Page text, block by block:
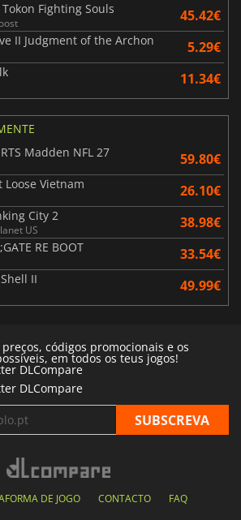
Fighting Souls 45.42€
II Judgment of the Archon 5.29€
11.34€
Madden NFL 27
59.80€
Loose Vietnam 26.10€
City 2
US 38.98€
RE BOOT 33.54€
II 49.99€
códigos promocionais e os
em todos os teus jogos!
DLCompare
DLCompare
DE JOGO CONTACTO FAQ